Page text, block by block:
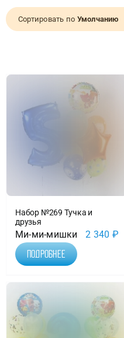
Доставка
Отзывы
Контакты
Политика
Сортировать по Умолчанию
Набор №269 Тучка и
друзья
Ми-ми-мишки 2 340 ₽
Подробнее